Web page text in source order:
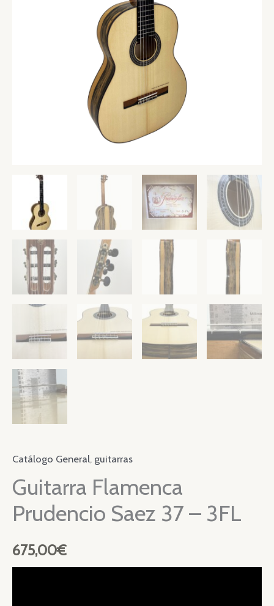
Catálogo General, guitarras
Guitarra Flamenca
Prudencio Saez 37 – 3FL
675,00€